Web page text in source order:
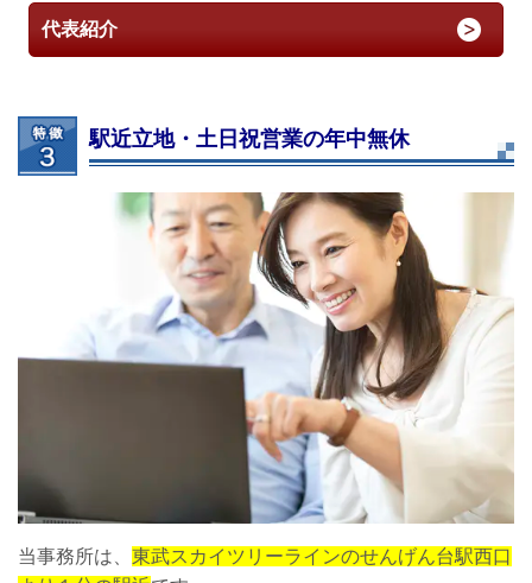
代表紹介
駅近立地・土日祝営業の年中無休
当事務所は、 東武スカイツリーラインのせんげん台駅西口